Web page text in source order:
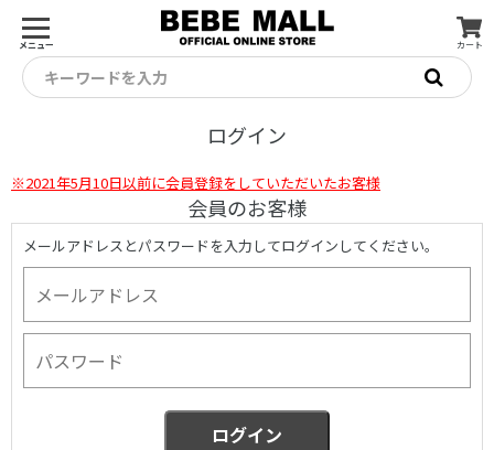
メニュー カート
キーワードを入力
ログイン
※2021年5月10日以前に会員登録をしていただいたお客様
会員のお客様
メールアドレスとパスワードを入力してログインしてください。